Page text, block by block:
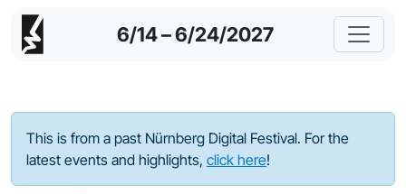
6/14 – 6/24/2027
Program - 2022
This is from a past Nürnberg Digital Festival. For the
latest events and highlights, click here!